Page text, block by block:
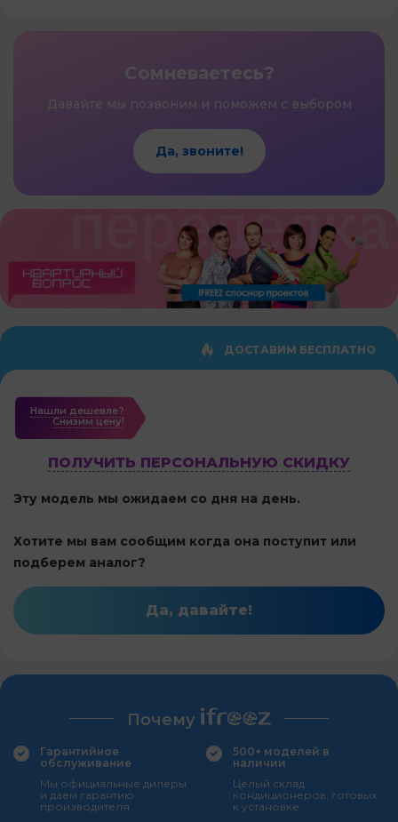
Сомневаетесь?
Давайте мы позвоним и поможем с выбором
Да, звоните!
ДОСТАВИМ БЕСПЛАТНО
Нашли дешевле?
Cнизим цену!
ПОЛУЧИТЬ ПЕРСОНАЛЬНУЮ СКИДКУ
Эту модель мы ожидаем со дня на день.
Хотите мы вам сообщим когда она поступит или
подберем аналог?
Да, давайте!
Почему
Гарантийное
обслуживание
Мы официальные дилеры
и даем гарантию
производителя
500+ моделей в
наличии
Целый склад
кондиционеров, готовых
к установке